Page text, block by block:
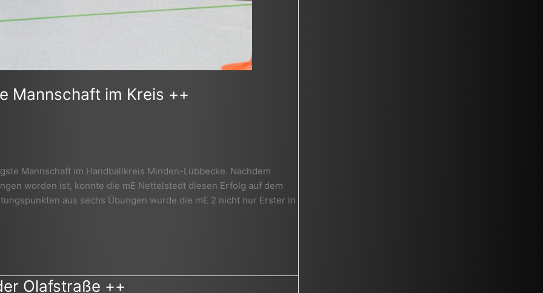
Mannschaft im Kreis ++
Mannschaft im Handballkreis Minden-Lübbecke. Nachdem
worden ist, konnte die mE Nettelstedt diesen Erfolg auf dem
aus sechs Übungen wurde die mE 2 nicht nur Erster in
Olafstraße ++